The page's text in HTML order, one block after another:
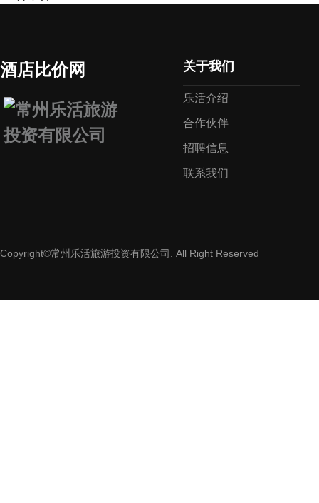
酒店比价网 关于我们
乐活介绍
合作伙伴
招聘信息
联系我们
Copyright©常州乐活旅游投资有限公司. All Right Reserved